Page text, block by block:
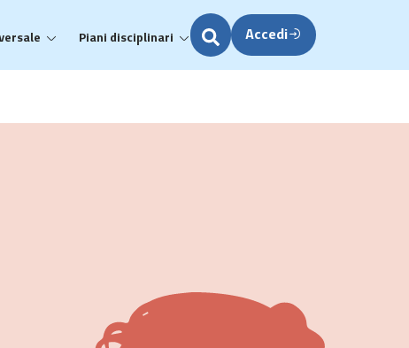
Piani disciplinari Accedi